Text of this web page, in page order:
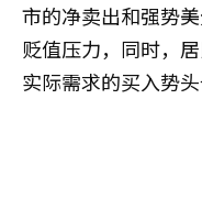
市的净卖出和强势
贬值压力，同时，
实际需求的买入势